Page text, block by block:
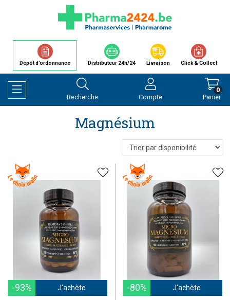
Dépôt d’ordonnance Distributeur 24h/24 Livraison Click & Collect
Afficher la navigation
Recherche Compte Panier
0
Magnésium
-93% J'achète -80% J'achète